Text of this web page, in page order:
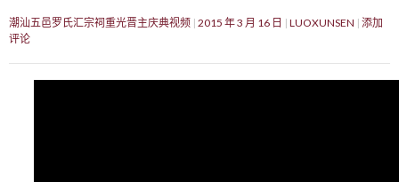
潮汕五邑罗氏汇宗祠重光晋主庆典视频 2015 年 3 月 16 日 LUOXUNSEN 添加
评论